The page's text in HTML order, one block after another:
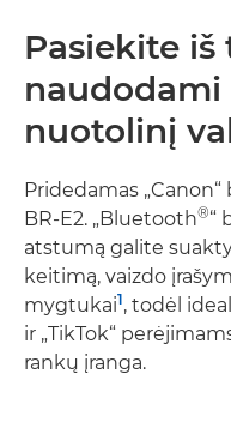
Pasiekite iš
naudodami
nuotolinį
Pridedamas
BR-E2. „Bluetooth®“
atstumą galite
keitimą, vaizdo
mygtukai1, todėl
ir „TikTok“
rankų įranga.